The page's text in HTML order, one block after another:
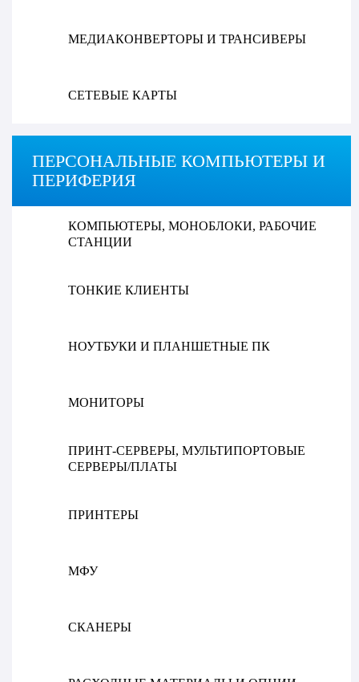
МЕДИАКОНВЕРТОРЫ И ТРАНСИВЕРЫ
СЕТЕВЫЕ КАРТЫ
ПЕРСОНАЛЬНЫЕ КОМПЬЮТЕРЫ И
ПЕРИФЕРИЯ
КОМПЬЮТЕРЫ, МОНОБЛОКИ, РАБОЧИЕ
СТАНЦИИ
ТОНКИЕ КЛИЕНТЫ
НОУТБУКИ И ПЛАНШЕТНЫЕ ПК
МОНИТОРЫ
ПРИНТ-СЕРВЕРЫ, МУЛЬТИПОРТОВЫЕ
СЕРВЕРЫ/ПЛАТЫ
ПРИНТЕРЫ
МФУ
СКАНЕРЫ